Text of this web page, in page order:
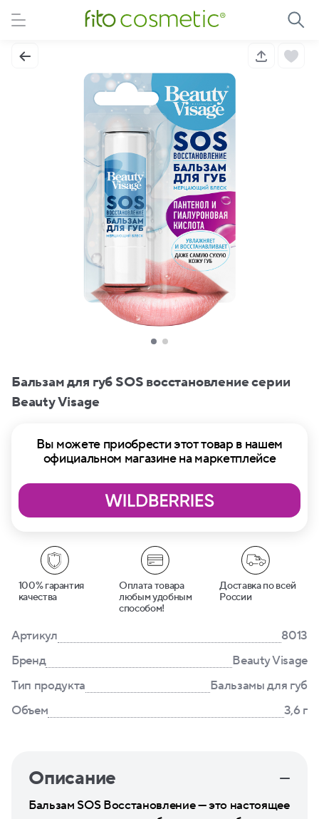
Бальзам для губ SOS восстановление серии
Beauty Visage
Вы можете приобрести этот товар в нашем
официальном магазине на маркетплейсе
100% гарантия
качества
Оплата товара
любым удобным
способом!
Доставка по всей
России
Артикул
8013
Бренд
Beauty Visage
Тип продукта
Бальзамы для губ
Объем
3,6 г
Описание
Бальзам SOS Восстановление — это настоящее